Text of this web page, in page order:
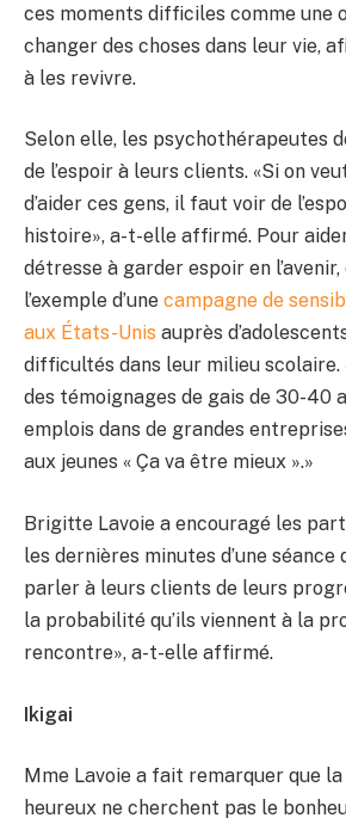
ces moments difficiles comme une
changer des choses dans leur vie,
à les revivre.
Selon elle, les psychothérapeutes
de l’espoir à leurs clients. «Si on
d’aider ces gens, il faut voir de
histoire», a-t-elle affirmé. Pour
détresse à garder espoir en
l’exemple d’une campagne de
aux États-Unis auprès
difficultés dans leur milieu scolaire.
des témoignages de gais de 30-40
emplois dans de grandes
aux jeunes « Ça va être mieux ».»
Brigitte Lavoie a encouragé les
les dernières minutes d’une
parler à leurs clients de leurs
la probabilité qu’ils viennent à la
rencontre», a-t-elle affirmé.
Ikigai
Mme Lavoie a fait remarquer que
heureux ne cherchent pas le